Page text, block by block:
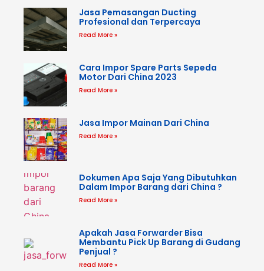
Jasa Pemasangan Ducting
Profesional dan Terpercaya
Read More »
Cara Impor Spare Parts Sepeda
Motor Dari China 2023
Read More »
Jasa Impor Mainan Dari China
Read More »
Dokumen Apa Saja Yang Dibutuhkan
Dalam Impor Barang dari China ?
Read More »
Apakah Jasa Forwarder Bisa
Membantu Pick Up Barang di Gudang
Penjual ?
Read More »